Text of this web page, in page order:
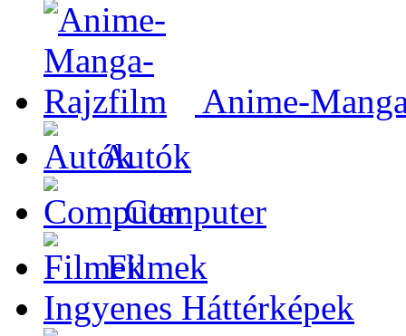
Anime-
Autók
Computer
Filmek
Ingyenes Háttérképek